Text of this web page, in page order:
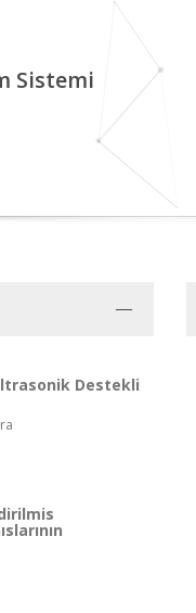
Sistemi
Destekli